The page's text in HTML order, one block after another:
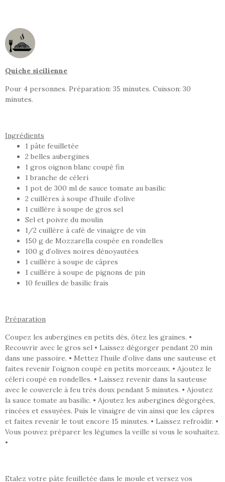
Quiche sicilienne
Pour 4 personnes. Préparation: 35 minutes. Cuisson: 30
minutes.
Ingrédients
1 pâte feuilletée
2 belles aubergines
1 gros oignon blanc coupé fin
1 branche de céleri
1 pot de 300 ml de sauce tomate au basilic
2 cuillères à soupe d’huile d’olive
1 cuillère à soupe de gros sel
Sel et poivre du moulin
1/2 cuillère à café de vinaigre de vin
150 g de Mozzarella coupée en rondelles
100 g d’olives noires dénoyautées
1 cuillère à soupe de câpres
1 cuillère à soupe de pignons de pin
10 feuilles de basilic frais
Préparation
Coupez les aubergines en petits dés, ôtez les graines. •
Recouvrir avec le gros sel • Laissez dégorger pendant 20 min
dans une passoire. • Mettez l’huile d’olive dans une sauteuse et
faites revenir l’oignon coupé en petits morceaux. • Ajoutez le
céleri coupé en rondelles. • Laissez revenir dans la sauteuse
avec le couvercle à feu très doux pendant 5 minutes. • Ajoutez
la sauce tomate au basilic. • Ajoutez les aubergines dégorgées,
rincées et essuyées. Puis le vinaigre de vin ainsi que les câpres
et faites revenir le tout encore 15 minutes. • Laissez refroidir. •
Vous pouvez préparer les légumes la veille si vous le souhaitez.
•
Etalez votre pâte feuilletée dans le moule et versez vos